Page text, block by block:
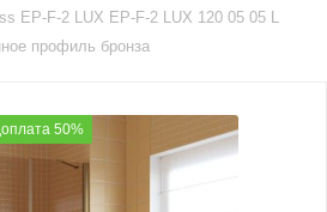
EP-F-2 LUX EP-F-2 LUX 120 05 05 L
профиль бронза
50%